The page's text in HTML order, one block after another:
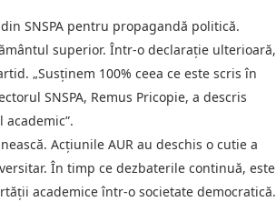
SNSPA pentru propagandă politică.
superior. Într-o declarație ulterioară,
„Susținem 100% ceea ce este scris în
SNSPA, Remus Pricopie, a descris
Acțiunile AUR au deschis o cutie a
În timp ce dezbaterile continuă, este
academice într-o societate democratică.